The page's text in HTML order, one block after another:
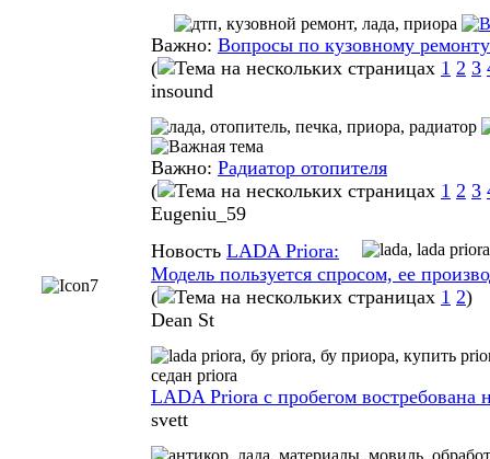
Важно: Вопросы по кузовному
(
1 2 3
insound
Важно: Радиатор отопителя
(
1 2 3
Eugeniu_59
Новость LADA Priora:
Модель пользуется спросом, ее
(
1 2)
Dean St
LADA Priora с пробегом востребована
svett